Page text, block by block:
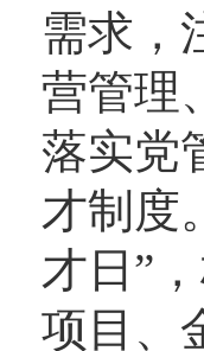
需求，
营管理
落实党
才制度
才日”
项目、